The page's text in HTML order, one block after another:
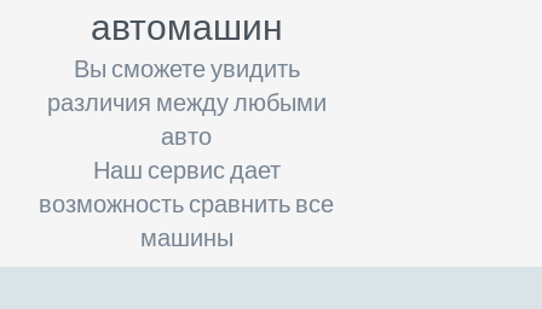
автомашин
Вы сможете увидить
различия между любыми
авто
Наш сервис дает
возможность сравнить все
машины